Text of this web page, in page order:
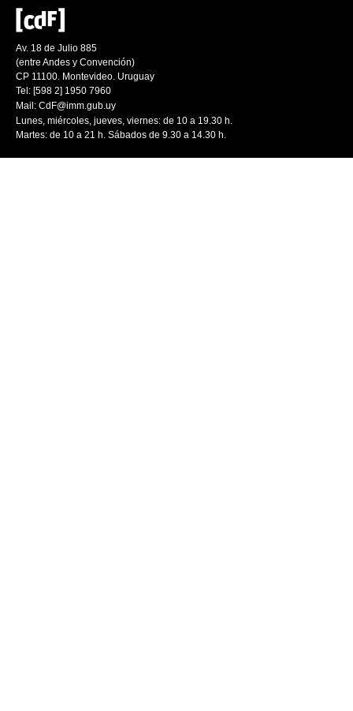
Av. 18 de Julio 885
(entre Andes y Convención)
CP 11100. Montevideo. Uruguay
Tel: [598 2] 1950 7960
Mail: CdF@imm.gub.uy
Lunes, miércoles, jueves, viernes: de 10 a 19.30 h.
Martes: de 10 a 21 h. Sábados de 9.30 a 14.30 h.